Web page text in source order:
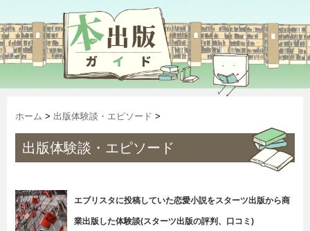
ホーム > 出版体験談・エピソード >
出版体験談・エピソード
エブリスタに投稿していた恋愛小説をスターツ出版から商
業出版した体験談(スターツ出版の評判、口コミ)